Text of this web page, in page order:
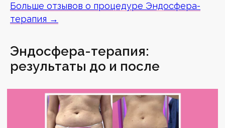
Больше отзывов о процедуре Эндосфера-
терапия →
Эндосфера-терапия:
результаты до и после